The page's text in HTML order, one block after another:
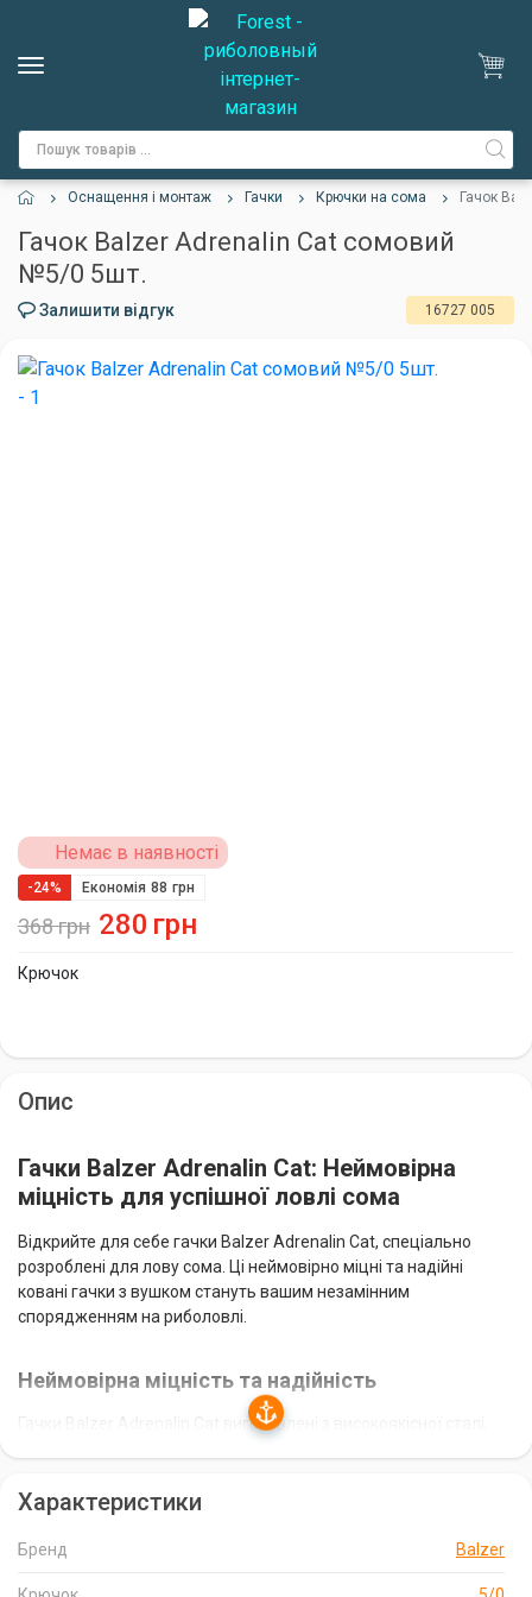
Оснащення і монтаж Гачки Крючки на сома Гачок
Гачок Balzer Adrenalin Cat сомовий
№5/0 5шт.
Залишити відгук 16727 005
Крючок
Немає в наявності
368грн
-24% Економія 88 грн
280 грн
Опис
Гачки Balzer Adrenalin Cat: Неймовірна
міцність для успішної ловлі сома
Відкрийте для себе гачки Balzer Adrenalin Cat, спеціально
розроблені для лову сома. Ці неймовірно міцні та надійні
ковані гачки з вушком стануть вашим незамінним
спорядженням на риболовлі.
Неймовірна міцність та надійність
Гачки Balzer Adrenalin Cat виготовлені з високоякісної сталі,
сома. Ви можете бути впевнені, що ці гачки не підведуть вас у
Оптимальний розмір та кількість
Характеристики
Бренд Balzer